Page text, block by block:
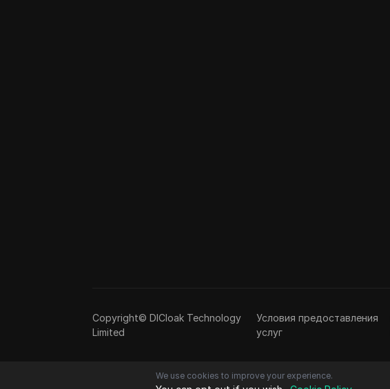
Copyright© DICloak Technology
Limited
Условия предоставления
услуг
We use cookies to improve your experience.